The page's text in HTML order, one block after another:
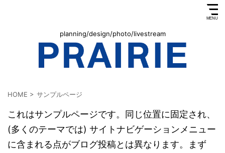
planning/design/photo/livestream
HOME > サンプルページ
これはサンプルページです。同じ位置に固定され、
(多くのテーマでは) サイトナビゲーションメニュー
に含まれる点がブログ投稿とは異なります。まず